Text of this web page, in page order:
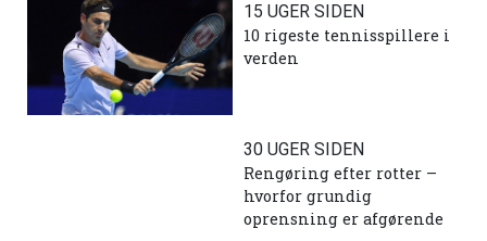
15 UGER SIDEN
10 rigeste tennisspillere i
verden
30 UGER SIDEN
Rengøring efter rotter –
hvorfor grundig
oprensning er afgørende